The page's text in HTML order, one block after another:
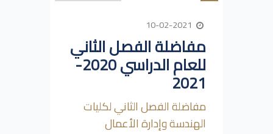
مفاضلة الفصل الثاني
للعام الدراسي 2020-
2021
مفاضلة الفصل الثاني لكليات
الهندسة وإدارة الأعمال